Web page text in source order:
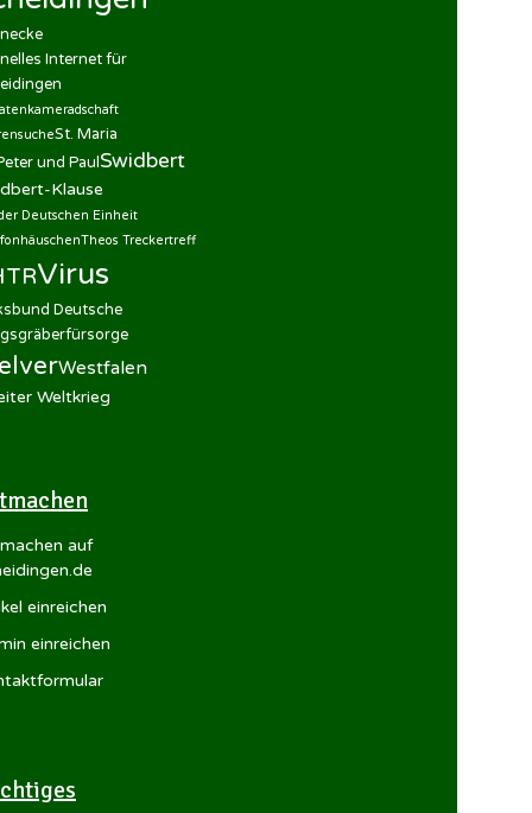
Internet für
St. Maria
und PaulSwidbert
Klause
Deutschen Einheit
Theos Treckertreff
Virus
Deutsche
Westfalen
Weltkrieg
auf
einreichen
einreichen